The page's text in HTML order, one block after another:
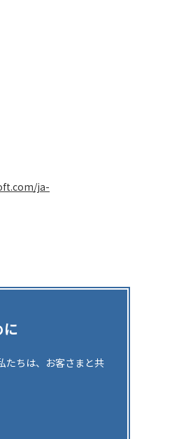
ja-
たちは、お客さまと共